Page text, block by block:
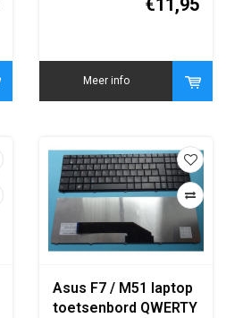
€11,95
Meer info
Asus F7 / M51 laptop
toetsenbord QWERTY